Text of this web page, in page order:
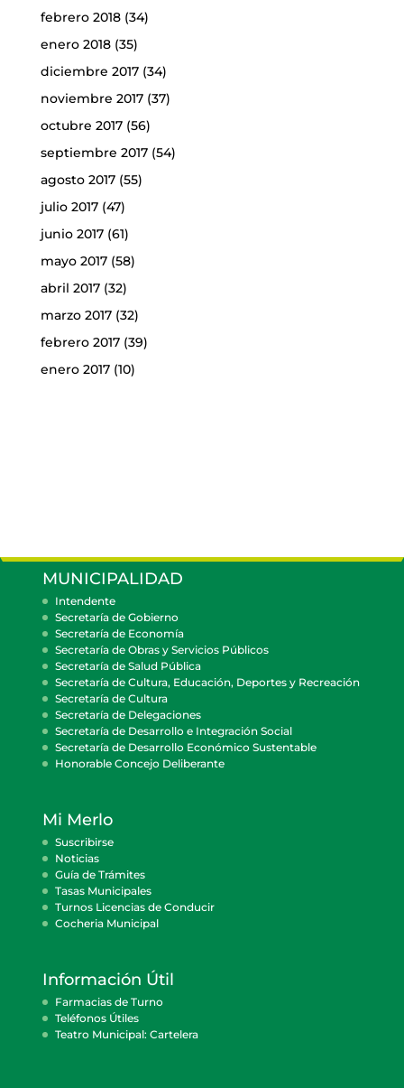
febrero 2018(34)
enero 2018(35)
diciembre 2017(34)
noviembre 2017(37)
octubre 2017(56)
septiembre 2017(54)
agosto 2017(55)
julio 2017(47)
junio 2017(61)
mayo 2017(58)
abril 2017(32)
marzo 2017(32)
febrero 2017(39)
enero 2017(10)
MUNICIPALIDAD
Intendente
Secretaría de Gobierno
Secretaría de Economía
Secretaría de Obras y Servicios Públicos
Secretaría de Salud Pública
Secretaría de Cultura, Educación, Deportes y Recreación
Secretaría de Cultura
Secretaría de Delegaciones
Secretaría de Desarrollo e Integración Social
Secretaría de Desarrollo Económico Sustentable
Honorable Concejo Deliberante
Mi Merlo
Suscribirse
Noticias
Guía de Trámites
Tasas Municipales
Turnos Licencias de Conducir
Cocheria Municipal
Información Útil
Farmacias de Turno
Teléfonos Útiles
Teatro Municipal: Cartelera